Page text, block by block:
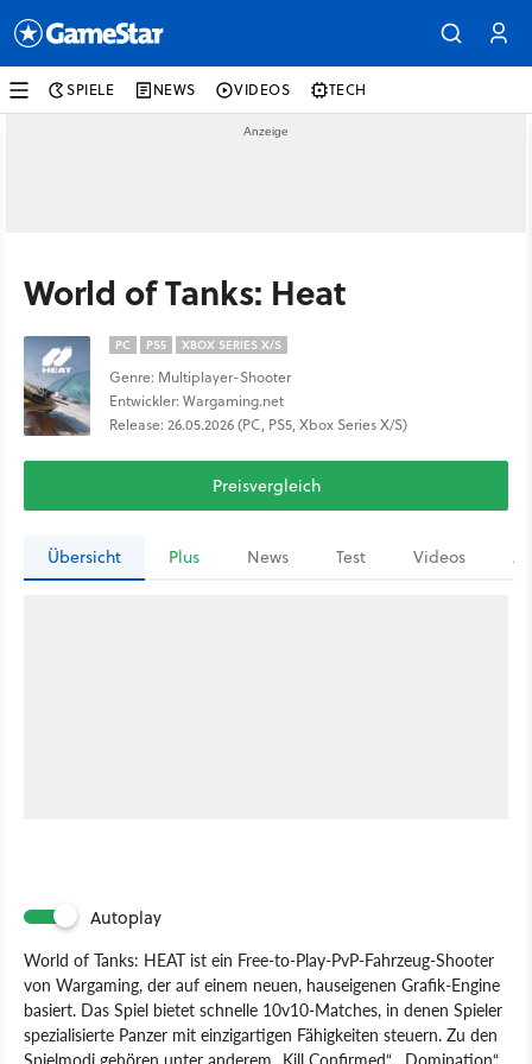
SPIELE NEWS VIDEOS TECH
World of Tanks: Heat
PC PS5 XBOX SERIES X/S
Genre: Multiplayer-Shooter
Entwickler: Wargaming.net
Release: 26.05.2026 (PC, PS5, Xbox Series X/S)
Preisvergleich
Übersicht Plus News Test Videos
Autoplay
World of Tanks: HEAT ist ein Free-to-Play-PvP-Fahrzeug-Shooter
von Wargaming, der auf einem neuen, hauseigenen Grafik-Engine
basiert. Das Spiel bietet schnelle 10v10-Matches, in denen Spieler
spezialisierte Panzer mit einzigartigen Fähigkeiten steuern. Zu den
Spielmodi gehören unter anderem „Kill Confirmed“, „Domination“